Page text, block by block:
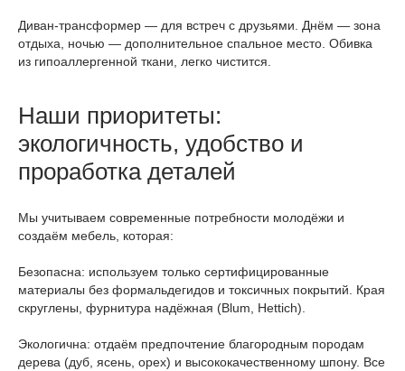
Диван‑трансформер — для встреч с друзьями. Днём — зона
отдыха, ночью — дополнительное спальное место. Обивка
из гипоаллергенной ткани, легко чистится.
Наши приоритеты:
экологичность, удобство и
проработка деталей
Мы учитываем современные потребности молодёжи и
создаём мебель, которая:
Безопасна: используем только сертифицированные
материалы без формальдегидов и токсичных покрытий. Края
скруглены, фурнитура надёжная (Blum, Hettich).
Экологична: отдаём предпочтение благородным породам
дерева (дуб, ясень, орех) и высококачественному шпону. Все